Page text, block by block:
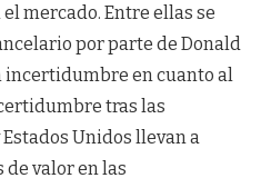
mercado. Entre ellas se
por parte de Donald
incertidumbre en cuanto al
tras las
Estados Unidos llevan a
valor en las